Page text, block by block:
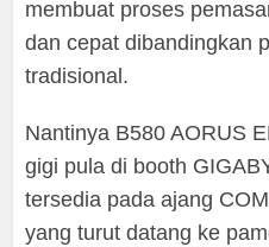
membuat proses
dan cepat dibandingkan
tradisional.
Nantinya B580 AORUS
gigi pula di booth
tersedia pada ajang
yang turut datang ke